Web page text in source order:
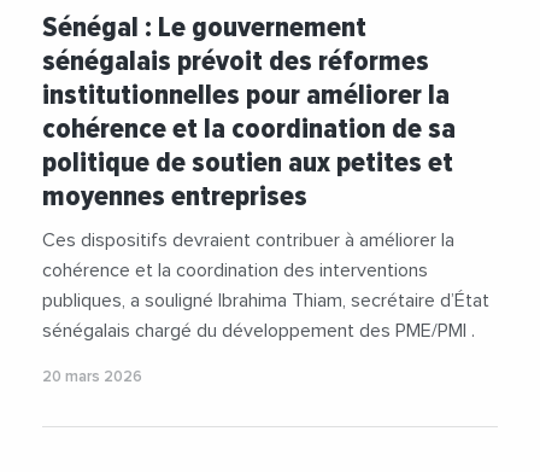
Sénégal : Le gouvernement
sénégalais prévoit des réformes
institutionnelles pour améliorer la
cohérence et la coordination de sa
politique de soutien aux petites et
moyennes entreprises
Ces dispositifs devraient contribuer à améliorer la
cohérence et la coordination des interventions
publiques, a souligné Ibrahima Thiam, secrétaire d’État
sénégalais chargé du développement des PME/PMI .
20 mars 2026